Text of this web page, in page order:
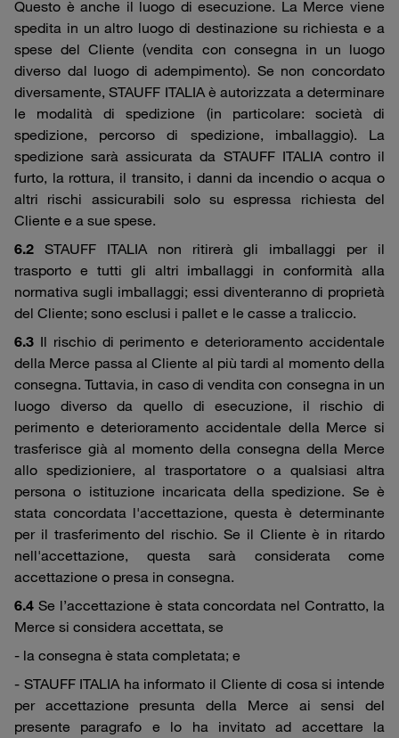
Questo è anche il luogo di esecuzione. La Merce viene
spedita in un altro luogo di destinazione su richiesta e a
spese del Cliente (vendita con consegna in un luogo
diverso dal luogo di adempimento). Se non concordato
diversamente, STAUFF ITALIA è autorizzata a determinare
le modalità di spedizione (in particolare: società di
spedizione, percorso di spedizione, imballaggio). La
spedizione sarà assicurata da STAUFF ITALIA contro il
furto, la rottura, il transito, i danni da incendio o acqua o
altri rischi assicurabili solo su espressa richiesta del
Cliente e a sue spese.
6.2 STAUFF ITALIA non ritirerà gli imballaggi per il
trasporto e tutti gli altri imballaggi in conformità alla
normativa sugli imballaggi; essi diventeranno di proprietà
del Cliente; sono esclusi i pallet e le casse a traliccio.
6.3 Il rischio di perimento e deterioramento accidentale
della Merce passa al Cliente al più tardi al momento della
consegna. Tuttavia, in caso di vendita con consegna in un
luogo diverso da quello di esecuzione, il rischio di
perimento e deterioramento accidentale della Merce si
trasferisce già al momento della consegna della Merce
allo spedizioniere, al trasportatore o a qualsiasi altra
persona o istituzione incaricata della spedizione. Se è
stata concordata l'accettazione, questa è determinante
per il trasferimento del rischio. Se il Cliente è in ritardo
nell'accettazione, questa sarà considerata come
accettazione o presa in consegna.
6.4 Se l’accettazione è stata concordata nel Contratto, la
Merce si considera accettata, se
- la consegna è stata completata; e
- STAUFF ITALIA ha informato il Cliente di cosa si intende
per accettazione presunta della Merce ai sensi del
presente paragrafo e lo ha invitato ad accettare la